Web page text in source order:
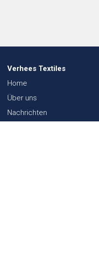
Verhees Textiles
Home
Über uns
Nachrichten